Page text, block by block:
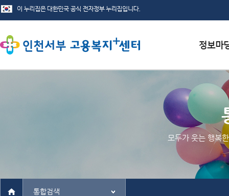
서식자료
채용정보
인재정보
관련사이
모두가 웃는 행복
통합검색